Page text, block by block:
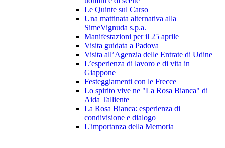
Le Quinte sul Carso
Una mattinata alternativa alla
SimeVignuda s.p.a.
Manifestazioni per il 25 aprile
Visita guidata a Padova
Visita all’Agenzia delle Entrate di Udine
L’esperienza di lavoro e di vita in
Giappone
Festeggiamenti con le Frecce
Lo spirito vive ne "La Rosa Bianca" di
Aida Talliente
La Rosa Bianca: esperienza di
condivisione e dialogo
L'importanza della Memoria